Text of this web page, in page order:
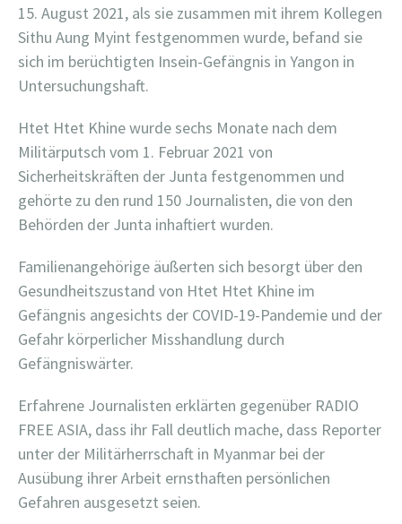
15. August 2021, als sie zusammen mit ihrem Kollegen
Sithu Aung Myint festgenommen wurde, befand sie
sich im berüchtigten Insein-Gefängnis in Yangon in
Untersuchungshaft.
Htet Htet Khine wurde sechs Monate nach dem
Militärputsch vom 1. Februar 2021 von
Sicherheitskräften der Junta festgenommen und
gehörte zu den rund 150 Journalisten, die von den
Behörden der Junta inhaftiert wurden.
Familienangehörige äußerten sich besorgt über den
Gesundheitszustand von Htet Htet Khine im
Gefängnis angesichts der COVID-19-Pandemie und der
Gefahr körperlicher Misshandlung durch
Gefängniswärter.
Erfahrene Journalisten erklärten gegenüber RADIO
FREE ASIA, dass ihr Fall deutlich mache, dass Reporter
unter der Militärherrschaft in Myanmar bei der
Ausübung ihrer Arbeit ernsthaften persönlichen
Gefahren ausgesetzt seien.